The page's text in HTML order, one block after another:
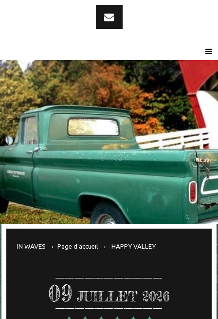
IN WAVES Page d'accueil HAPPY VALLEY
09 JUILLET 2026